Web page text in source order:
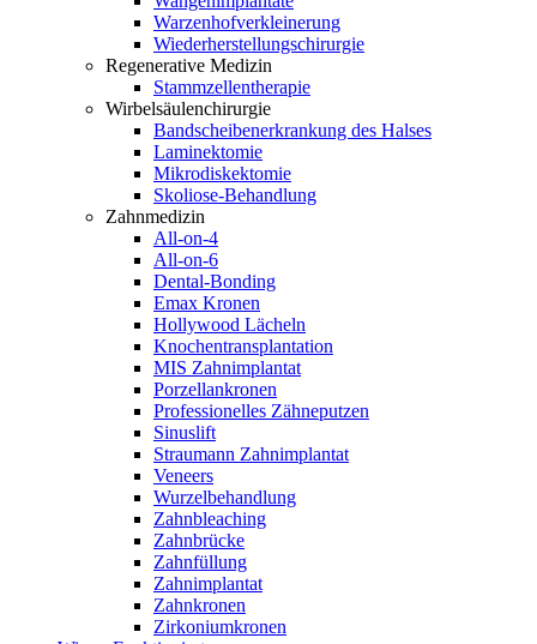
Warzenhofverkleinerung
Wiederherstellungschirurgie
Regenerative Medizin
Stammzellentherapie
Wirbelsäulenchirurgie
Bandscheibenerkrankung des Halses
Laminektomie
Mikrodiskektomie
Skoliose-Behandlung
Zahnmedizin
All-on-4
All-on-6
Dental-Bonding
Emax Kronen
Hollywood Lächeln
Knochentransplantation
MIS Zahnimplantat
Porzellankronen
Professionelles Zähneputzen
Sinuslift
Straumann Zahnimplantat
Veneers
Wurzelbehandlung
Zahnbleaching
Zahnbrücke
Zahnfüllung
Zahnimplantat
Zahnkronen
Zirkoniumkronen